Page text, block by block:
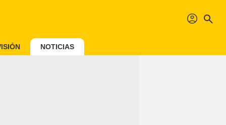
profil search
NOTICIAS